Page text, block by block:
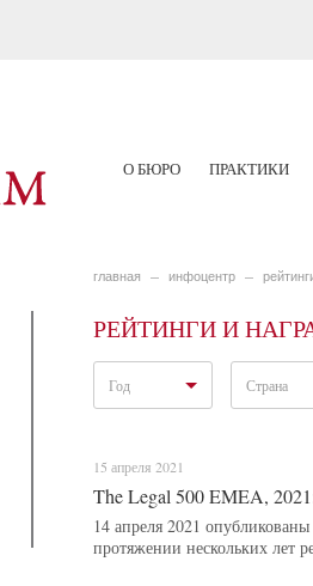
О БЮРО ПРАКТИКИ
главная инфоцентр
РЕЙТИНГИ И
Год Страна
15 апреля 2021
The Legal 500 EMEA,
14 апреля 2021
протяжении нескольких лет